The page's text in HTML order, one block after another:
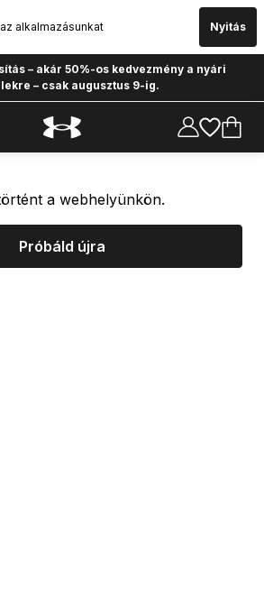
alkalmazásunkat Nyitás
– akár 50%-os kedvezmény a nyári
– csak augusztus 9-ig.
a webhelyünkön.
Próbáld újra